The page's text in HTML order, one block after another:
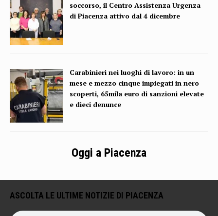
soccorso, il Centro Assistenza Urgenza
di Piacenza attivo dal 4 dicembre
Carabinieri nei luoghi di lavoro: in un
mese e mezzo cinque impiegati in nero
scoperti, 65mila euro di sanzioni elevate
e dieci denunce
Oggi a Piacenza
ASCOLTA LE ULTIME NOTIZIE DI PIACENZA